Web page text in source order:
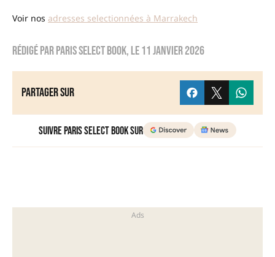
Voir nos adresses selectionnées à Marrakech
Rédigé parParis Select Book, le11 janvier 2026
Partager sur
Suivre Paris Select Book sur